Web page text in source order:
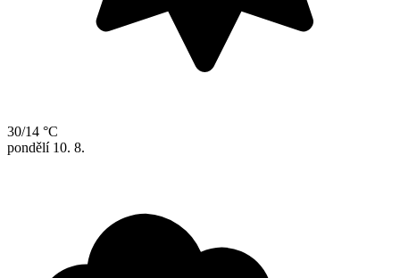
30/14 °C
pondělí 10. 8.